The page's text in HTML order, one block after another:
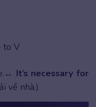
to V
It’s necessary for
về nhà.)